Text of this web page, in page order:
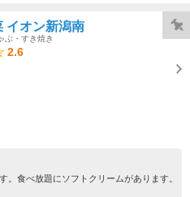
イオン新潟南
ぶ・すき焼き
2.6
。食べ放題にソフトクリームがあります。